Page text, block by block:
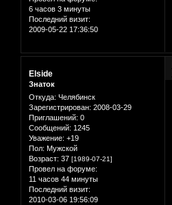
6 часов 3 минуты
Последний визит:
2009-05-22 17:36:50
Elside
Знаток
Откуда: Челябинск
Зарегистрирован: 2008-03-29
Приглашений: 0
Сообщений: 1245
Уважение: +19
Пол: Мужской
Возраст: 37 [1989-07-21]
Провел на форуме:
11 часов 44 минуты
Последний визит:
2010-03-06 19:56:09